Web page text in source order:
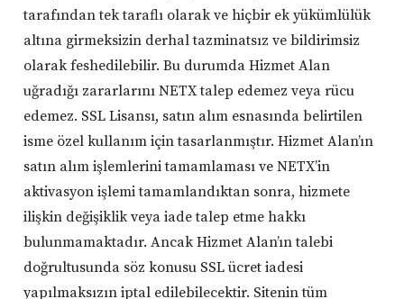
tarafından tek taraflı olarak ve hiçbir ek yükümlülük
altına girmeksizin derhal tazminatsız ve bildirimsiz
olarak feshedilebilir. Bu durumda Hizmet Alan
uğradığı zararlarını NETX talep edemez veya rücu
edemez. SSL Lisansı, satın alım esnasında belirtilen
isme özel kullanım için tasarlanmıştır. Hizmet Alan’ın
satın alım işlemlerini tamamlaması ve NETX’in
aktivasyon işlemi tamamlandıktan sonra, hizmete
ilişkin değişiklik veya iade talep etme hakkı
bulunmamaktadır. Ancak Hizmet Alan’ın talebi
doğrultusunda söz konusu SSL ücret iadesi
yapılmaksızın iptal edilebilecektir. Sitenin tüm